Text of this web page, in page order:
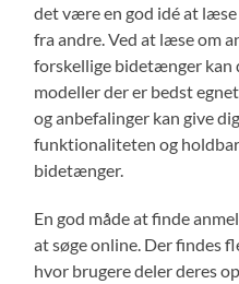
det være en god idé at
fra andre. Ved at læse om
forskellige bidetænger kan
modeller der er bedst
og anbefalinger kan give
funktionaliteten og
bidetænger.
En god måde at finde
at søge online. Der findes
hvor brugere deler deres